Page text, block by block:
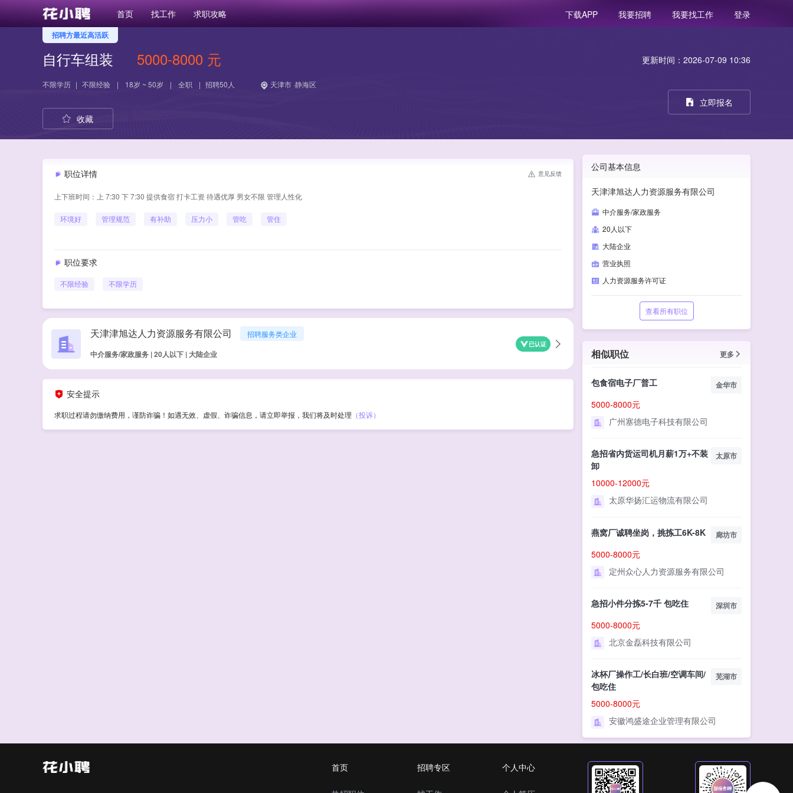
首页 找工作 求职攻略 下载APP 我要招聘 我要找工作 登录
招聘方最近高活跃
自行车组装 5000-8000 元
不限学历 | 不限经验 | 18岁 ~ 50岁 | 全职 | 招聘50人 天津市 ·静海区
收藏
职位详情 意见反馈
上下班时间：上 7:30 下 7:30 提供食宿 打卡工资 待遇优厚 男女不限 管理人性化
环境好 管理规范 有补助 压力小 管吃 管住
职位要求
不限经验 不限学历
天津津旭达人力资源服务有限公司 招聘服务类企业
中介服务/家政服务 | 20人以下 | 大陆企业
已认证
安全提示
求职过程请勿缴纳费用，谨防诈骗！如遇无效、虚假、诈骗信息，请立即举报，我们将及时处理 （投诉）
更新时间：2026-07-09 10:36
立即报名
公司基本信息
天津津旭达人力资源服务有限公司
中介服务/家政服务
20人以下
大陆企业
营业执照
人力资源服务许可证
查看所有职位
相似职位 更多
包食宿电子厂普工 金华市
5000-8000元
广州塞德电子科技有限公司
急招省内货运司机月薪1万+不装
卸
太原市
10000-12000元
太原华扬汇运物流有限公司
燕窝厂诚聘坐岗，挑拣工6K-8K 廊坊市
5000-8000元
定州众心人力资源服务有限公司
急招小件分拣5-7千 包吃住 深圳市
5000-8000元
北京金磊科技有限公司
冰杯厂操作工/长白班/空调车间/
包吃住
芜湖市
5000-8000元
安徽鸿盛途企业管理有限公司
首页 招聘专区 个人中心